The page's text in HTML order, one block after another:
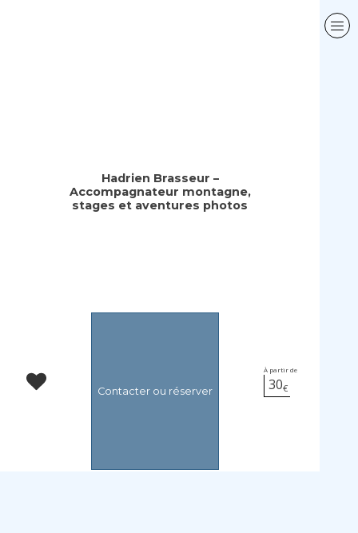
Hadrien Brasseur –
Accompagnateur montagne,
stages et aventures photos
Contacter ou réserver
À partir de
30€